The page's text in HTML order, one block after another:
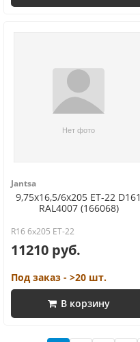
Jantsa
9,75x16,5/6x205 ET-22 D161
RAL4007 (166068)
R16 6x205 ET-22
11210 руб.
Под заказ - >20 шт.
В корзину